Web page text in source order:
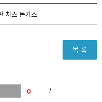
치즈 돈가스
목 록
/